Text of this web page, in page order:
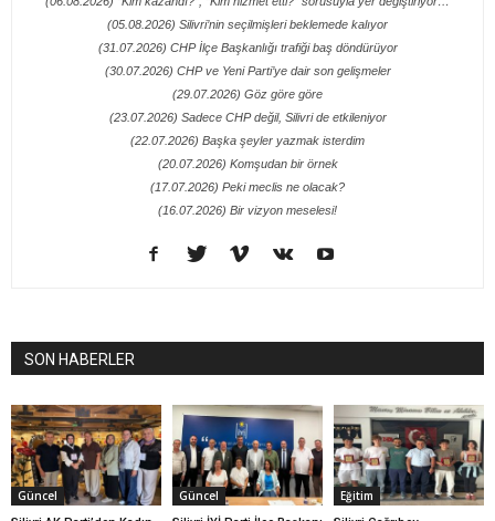
(05.08.2026) Silivri’nin seçilmişleri beklemede kalıyor
(31.07.2026) CHP İlçe Başkanlığı trafiği baş döndürüyor
(30.07.2026) CHP ve Yeni Parti’ye dair son gelişmeler
(29.07.2026) Göz göre göre
(23.07.2026) Sadece CHP değil, Silivri de etkileniyor
(22.07.2026) Başka şeyler yazmak isterdim
(20.07.2026) Komşudan bir örnek
(17.07.2026) Peki meclis ne olacak?
(16.07.2026) Bir vizyon meselesi!
SON HABERLER
Güncel Güncel Eğitim